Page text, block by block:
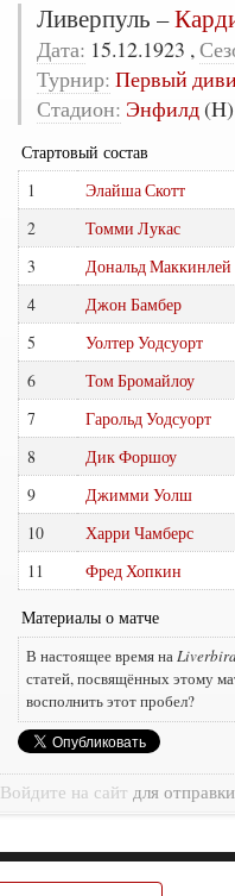
Ливерпуль –
Дата: 15.12.1923 ,
Турнир: Первый
Стадион: Энфилд(H)
Стартовый состав
1
Элайша Скотт
2
Томми Лукас
3
Дональд Маккинлей
4
Джон Бамбер
5
Уолтер Уодсуорт
6
Том Бромайлоу
7
Гарольд Уодсуорт
8
Дик Форшоу
9
Джимми Уолш
10
Харри Чамберс
11
Фред Хопкин
Материалы о матче
В настоящее время на
статей, посвящённых этому
восполнить этот пробел?
Войдите на сайт для